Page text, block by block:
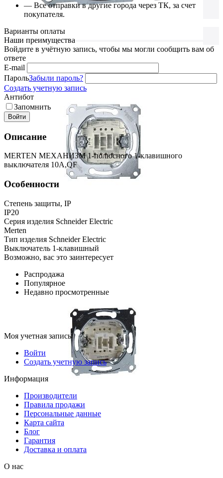
— Все отправки в другие города через ТК, за счет
покупателя.
Варианты оплаты
Наши преимущества
Войдите в учётную запись, чтобы мы могли сообщить вам об
ответе
E-mail
ПарольЗабыли пароль?
Создать учетную запись
Антибот
Запомнить
Войти
Описание
MERTEN МЕХАНИЗМ 1-полюсного 1-клавишного
выключателя 10A,QF
Особенности
Степень защиты, IP
IP20
Серия изделия Schneider Electric
Merten
Тип изделия Schneider Electric
Выключатель 1-клавишный
Возможно, вас это заинтересует
Распродажа
Популярное
Недавно просмотренные
Моя учетная запись
Войти
Создать учетную запись
Информация
Производители
Правила продажи
Персональные данные
Карта сайта
Блог
Гарантия
Доставка и оплата
О нас